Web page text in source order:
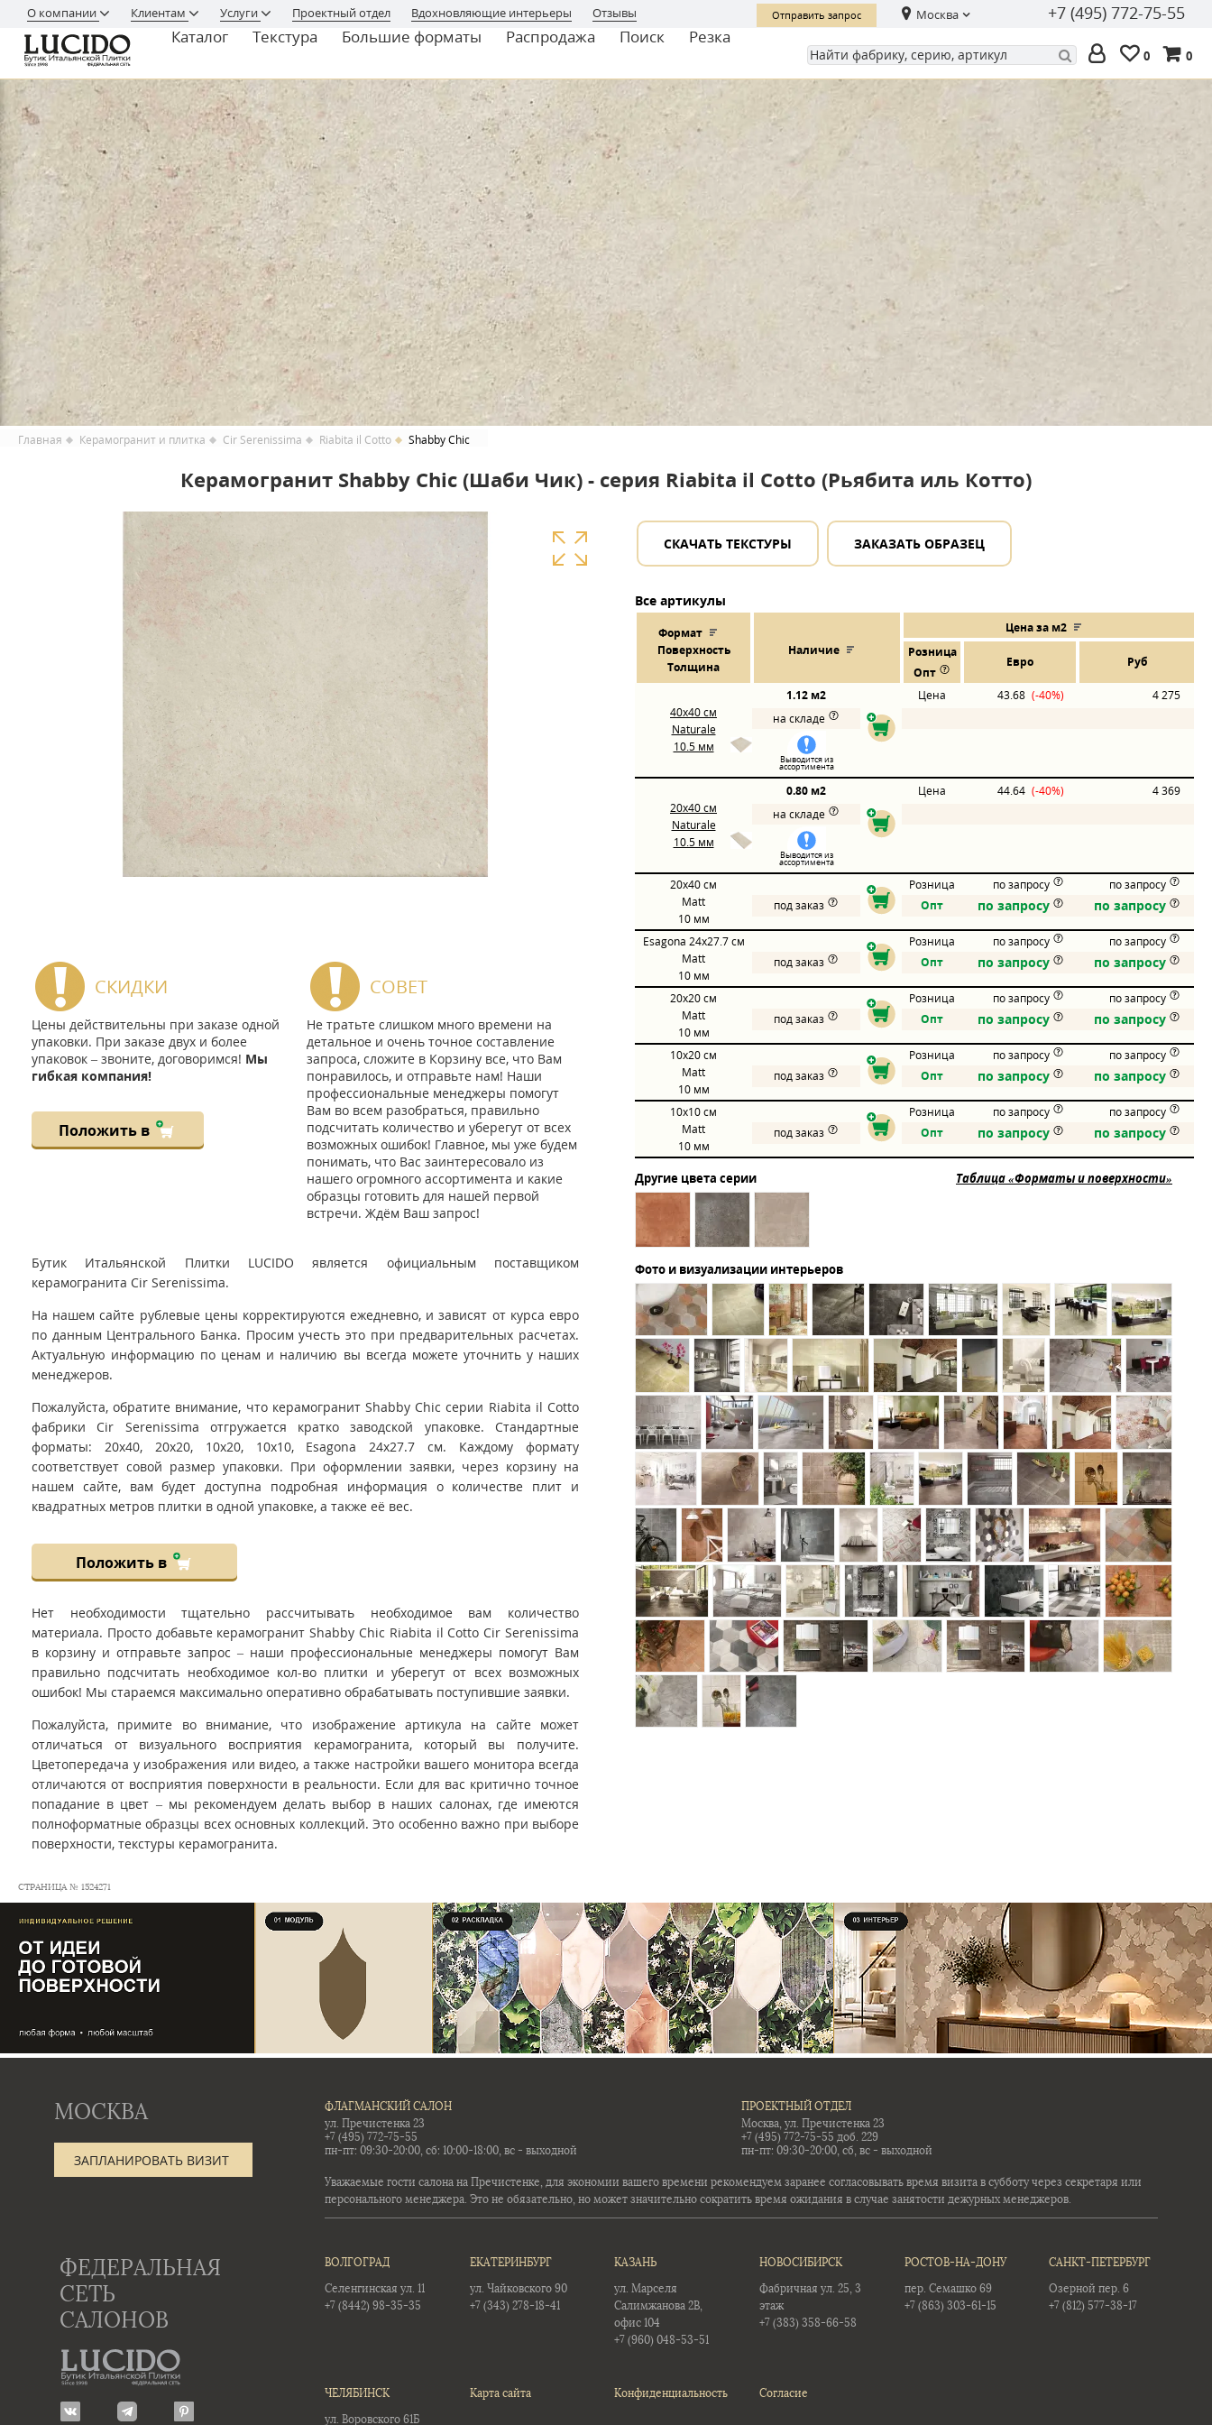
О компании Клиентам Услуги Проектный отдел Вдохновляющие интерьеры Отзывы Отправить запрос Москва +7 (495) 772-75-55
Каталог Текстура Большие форматы Распродажа Поиск Резка
0 0
Главная Керамогранит и плитка Cir Serenissima Riabita il Cotto Shabby Chic
Керамогранит Shabby Chic (Шаби Чик) - серия Riabita il Cotto (Рьябита иль Котто)
СКИДКИ
Цены действительны при заказе одной
упаковки. При заказе двух и более
упаковок – звоните, договоримся! Мы
гибкая компания!
Положить в
СОВЕТ
Не тратьте слишком много времени на
детальное и очень точное составление
запроса, сложите в Корзину все, что Вам
понравилось, и отправьте нам! Наши
профессиональные менеджеры помогут
Вам во всем разобраться, правильно
подсчитать количество и уберегут от всех
возможных ошибок! Главное, мы уже будем
понимать, что Вас заинтересовало из
нашего огромного ассортимента и какие
образцы готовить для нашей первой
встречи. Ждём Ваш запрос!
Бутик Итальянской Плитки LUCIDO является официальным поставщиком
керамогранита Cir Serenissima.
На нашем сайте рублевые цены корректируются ежедневно, и зависят от курса евро
по данным Центрального Банка. Просим учесть это при предварительных расчетах.
Актуальную информацию по ценам и наличию вы всегда можете уточнить у наших
менеджеров.
Пожалуйста, обратите внимание, что керамогранит Shabby Chic серии Riabita il Cotto
фабрики Cir Serenissima отгружается кратко заводской упаковке. Стандартные
форматы: 20x40, 20x20, 10x20, 10x10, Esagona 24x27.7 см. Каждому формату
соответствует совой размер упаковки. При оформлении заявки, через корзину на
нашем сайте, вам будет доступна подробная информация о количестве плит и
квадратных метров плитки в одной упаковке, а также её вес.
Положить в
Нет необходимости тщательно рассчитывать необходимое вам количество
материала. Просто добавьте керамогранит Shabby Chic Riabita il Cotto Cir Serenissima
в корзину и отправьте запрос – наши профессиональные менеджеры помогут Вам
правильно подсчитать необходимое кол-во плитки и уберегут от всех возможных
ошибок! Мы стараемся максимально оперативно обрабатывать поступившие заявки.
Пожалуйста, примите во внимание, что изображение артикула на сайте может
отличаться от визуального восприятия керамогранита, который вы получите.
Цветопередача у изображения или видео, а также настройки вашего монитора всегда
отличаются от восприятия поверхности в реальности. Если для вас критично точное
попадание в цвет – мы рекомендуем делать выбор в наших салонах, где имеются
полноформатные образцы всех основных коллекций. Это особенно важно при выборе
поверхности, текстуры керамогранита.
СКАЧАТЬ ТЕКСТУРЫ ЗАКАЗАТЬ ОБРАЗЕЦ
Все артикулы
Формат
Поверхность
Толщина
Наличие
Цена за м2
Розница
Евро Руб
Опт
40x40см
Naturale
10.5 мм
1.12 м2 Цена 43.68 (-40%)
4 275
на складе
Выводится из
ассортимента
20x40см
Naturale
10.5 мм
0.80 м2 Цена 44.64 (-40%)
4 369
на складе
Выводится из
ассортимента
20x40см
Matt
10 мм
Розница по запросу
по запросу
под заказ
Опт по запросу по запросу
Esagona 24x27.7см
Matt
10 мм
Розница по запросу
по запросу
под заказ
Опт по запросу по запросу
20x20см
Matt
10 мм
Розница по запросу
по запросу
под заказ
Опт по запросу по запросу
10x20см
Matt
10 мм
Розница по запросу
по запросу
под заказ
Опт по запросу по запросу
10x10см
Matt
10 мм
Розница по запросу
по запросу
под заказ
Опт по запросу по запросу
Другие цвета серии Таблица «Форматы и поверхности»
Фото и визуализации интерьеров
СТРАНИЦА № 1524271
МОСКВА
ЗАПЛАНИРОВАТЬ ВИЗИТ
ФЛАГМАНСКИЙ САЛОН
ул. Пречистенка 23
+7 (495) 772-75-55
пн-пт: 09:30-20:00, сб: 10:00-18:00, вс - выходной
ПРОЕКТНЫЙ ОТДЕЛ
Москва, ул. Пречистенка 23
+7 (495) 772-75-55 доб. 229
пн-пт: 09:30-20:00, сб, вс - выходной
Уважаемые гости салона на Пречистенке, для экономии вашего времени рекомендуем заранее согласовывать время визита в субботу через секретаря или
персонального менеджера. Это не обязательно, но может значительно сократить время ожидания в случае занятости дежурных менеджеров.
ФЕДЕРАЛЬНАЯ
СЕТЬ
САЛОНОВ
ВОЛГОГРАД
Селенгинская ул. 11
+7 (8442) 98-35-35
ЕКАТЕРИНБУРГ
ул. Чайковского 90
+7 (343) 278-18-41
КАЗАНЬ
ул. Марселя
Салимжанова 2В,
офис 104
+7 (960) 048-53-51
НОВОСИБИРСК
Фабричная ул. 25, 3
этаж
+7 (383) 358-66-58
РОСТОВ-НА-ДОНУ
пер. Семашко 69
+7 (863) 303-61-15
САНКТ-ПЕТЕРБУРГ
Озерной пер. 6
+7 (812) 577-38-17
ЧЕЛЯБИНСК
ул. Воровского 61Б
Карта сайта Конфиденциальность Согласие